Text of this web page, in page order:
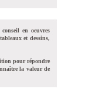
en oeuvres
et dessins,
pour répondre
la valeur de